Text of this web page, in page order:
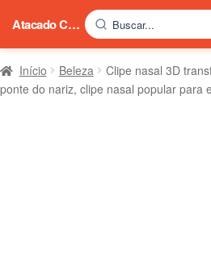
Início Beleza
Clipe nasal 3D
ponte do nariz, clipe nasal popular para
Atacado China Buscar...